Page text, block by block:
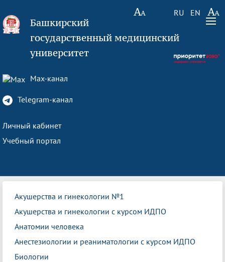
RU EN
Башкирский
государственный медицинский
университет
Max-канал
Telegram-канал
Личный кабинет
Учебный портал
Акушерства и гинекологии №1
Акушерства и гинекологии с курсом ИДПО
Анатомии человека
Анестезиологии и реаниматологии с курсом ИДПО
Биологии